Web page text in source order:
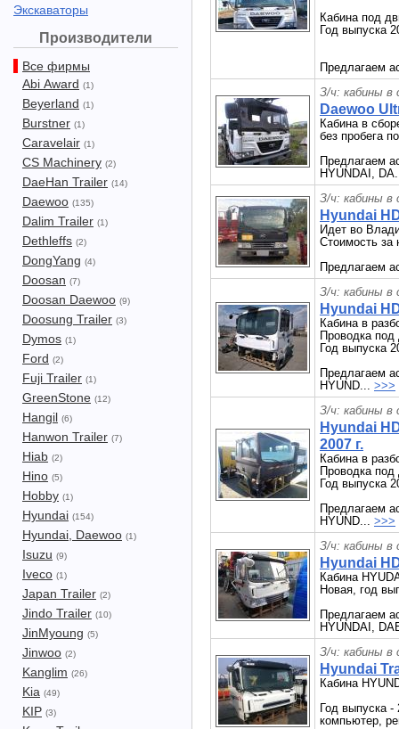
Экскаваторы
Производители
Все фирмы
Abi Award (1)
Beyerland (1)
Burstner (1)
Caravelair (1)
CS Machinery (2)
DaeHan Trailer (14)
Daewoo (135)
Dalim Trailer (1)
Dethleffs (2)
DongYang (4)
Doosan (7)
Doosan Daewoo (9)
Doosung Trailer (3)
Dymos (1)
Ford (2)
Fuji Trailer (1)
GreenStone (12)
Hangil (6)
Hanwon Trailer (7)
Hiab (2)
Hino (5)
Hobby (1)
Hyundai (154)
Hyundai, Daewoo (1)
Isuzu (9)
Iveco (1)
Japan Trailer (2)
Jindo Trailer (10)
JinMyoung (5)
Jinwoo (2)
Kanglim (26)
Kia (49)
KIP (3)
Кабина под
Год выпуска
Предлагаем
З/ч: кабины в
Daewoo
Кабина в
без пробега
Предлагаем
HYUNDAI,
З/ч: кабины в
Hyundai
Идет во
Стоимость за
Предлагаем
З/ч: кабины в
Hyundai
Кабина в
Проводка под
Год выпуска
Предлагаем
HYUND... >>>
З/ч: кабины в
Hyundai
2007 г.
Кабина в
Проводка под
Год выпуска
Предлагаем
HYUND... >>>
З/ч: кабины в
Hyundai
Кабина
Новая, год
Предлагаем
HYUNDAI,
З/ч: кабины в
Hyundai
Кабина
Год выпуска
компьютер,